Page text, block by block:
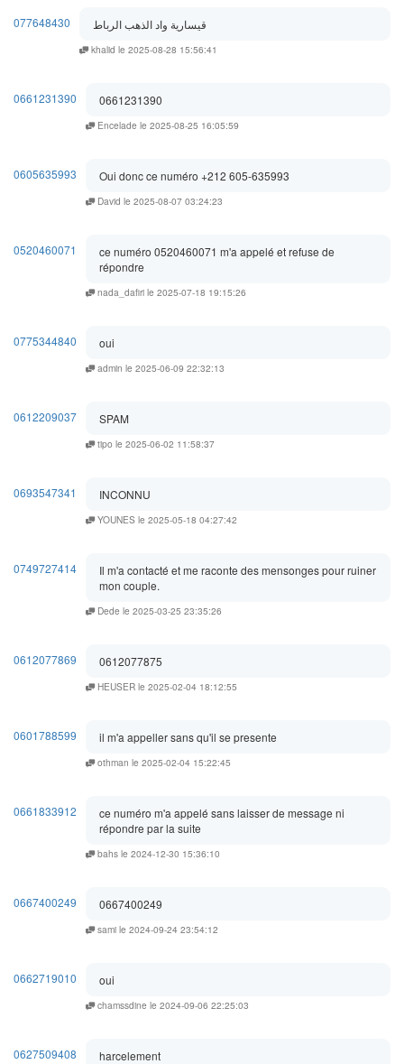
077648430 قيسارية واد الذهب الرباط
khalid le 2025-08-28 15:56:41
0661231390 0661231390
Encelade le 2025-08-25 16:05:59
0605635993 Oui donc ce numéro +212 605-635993
David le 2025-08-07 03:24:23
0520460071
ce numéro 0520460071 m'a appelé et refuse de
répondre
nada_dafiri le 2025-07-18 19:15:26
0775344840 oui
admin le 2025-06-09 22:32:13
0612209037 SPAM
tipo le 2025-06-02 11:58:37
0693547341 INCONNU
YOUNES le 2025-05-18 04:27:42
0749727414
Il m'a contacté et me raconte des mensonges pour ruiner
mon couple.
Dede le 2025-03-25 23:35:26
0612077869 0612077875
HEUSER le 2025-02-04 18:12:55
0601788599 il m'a appeller sans qu'il se presente
othman le 2025-02-04 15:22:45
0661833912
ce numéro m'a appelé sans laisser de message ni
répondre par la suite
bahs le 2024-12-30 15:36:10
0667400249 0667400249
sami le 2024-09-24 23:54:12
0662719010 oui
chamssdine le 2024-09-06 22:25:03
0627509408 harcelement